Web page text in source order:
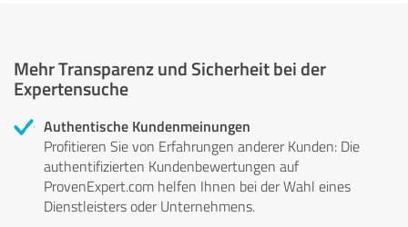
Mehr Transparenz und Sicherheit bei der
Expertensuche
Authentische Kundenmeinungen
Profitieren Sie von Erfahrungen anderer Kunden: Die
authentifizierten Kundenbewertungen auf
ProvenExpert.com helfen Ihnen bei der Wahl eines
Dienstleisters oder Unternehmens.